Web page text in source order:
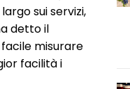
sui servizi,
detto il
facile misurare
facilità i